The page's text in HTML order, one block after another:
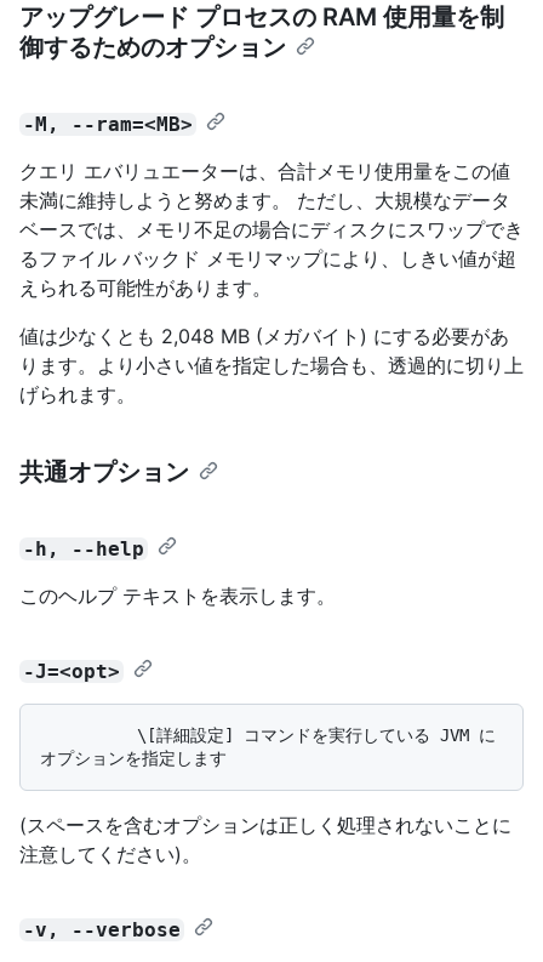
アップグレード プロセスの RAM 使用量を制
御するためのオプション
-M, --ram=<MB>
クエリ エバリュエーターは、合計メモリ使用量をこの値
未満に維持しようと努めます。 ただし、大規模なデータ
ベースでは、メモリ不足の場合にディスクにスワップでき
るファイル バックド メモリマップにより、しきい値が超
えられる可能性があります。
値は少なくとも 2,048 MB (メガバイト) にする必要があ
ります。より小さい値を指定した場合も、透過的に切り上
げられます。
共通オプション
-h, --help
このヘルプ テキストを表示します。
-J=<opt>
(スペースを含むオプションは正しく処理されないことに
注意してください)。
-v, --verbose